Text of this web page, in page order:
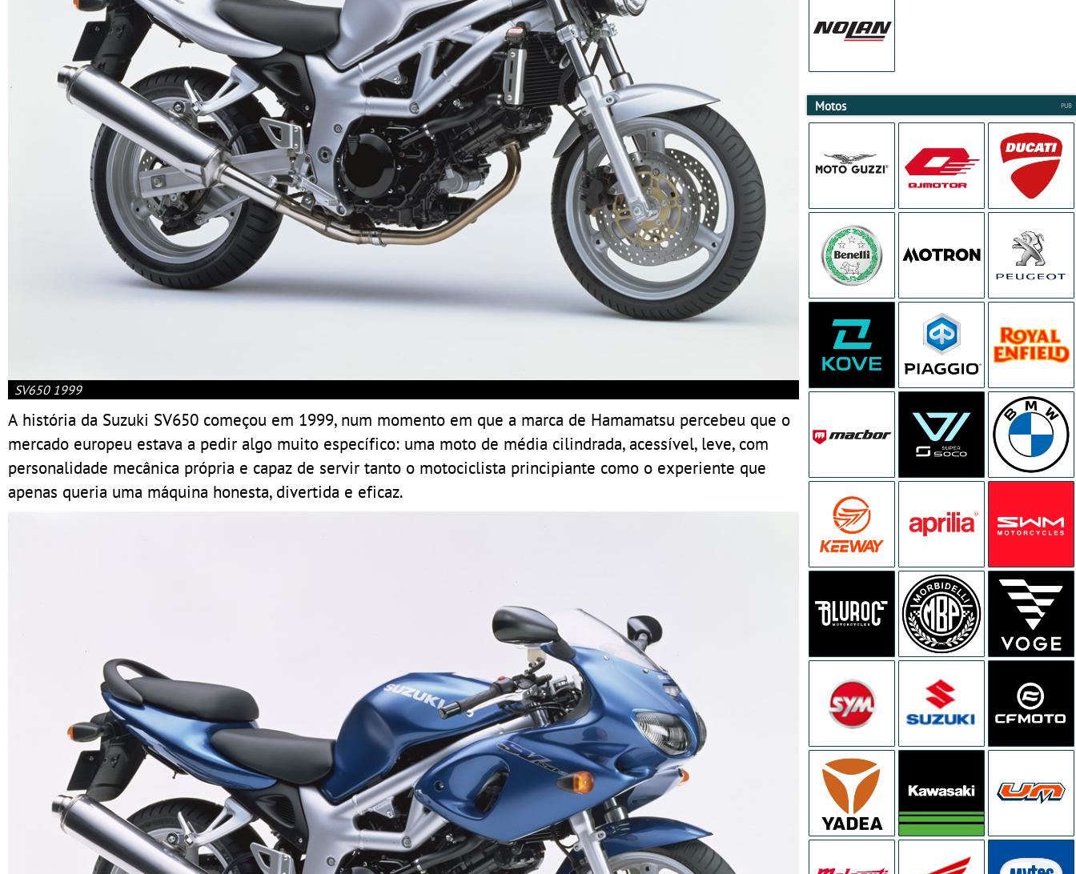
SV650 1999
A história da Suzuki SV650 começou em 1999, num momento em que a marca de Hamamatsu percebeu que o
mercado europeu estava a pedir algo muito específico: uma moto de média cilindrada, acessível, leve, com
personalidade mecânica própria e capaz de servir tanto o motociclista principiante como o experiente que
apenas queria uma máquina honesta, divertida e eficaz.
Motos